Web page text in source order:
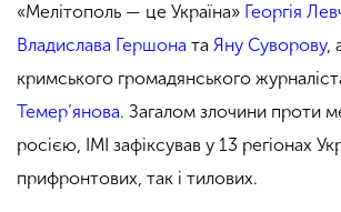
«Мелітополь — це Україна» Георгія
Владислава Гершона та Яну Суворову,
кримського громадянського
Темер’янова. Загалом злочини проти
росією, ІМІ зафіксував у 13 регіонах
прифронтових, так і тилових.